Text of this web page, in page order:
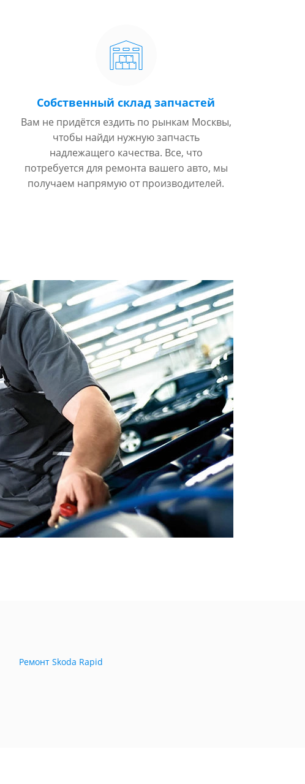
Собственный склад запчастей
Вам не придётся ездить по рынкам Москвы,
чтобы найди нужную запчасть
надлежащего качества. Все, что
потребуется для ремонта вашего авто, мы
получаем напрямую от производителей.
Ремонт Skoda Rapid